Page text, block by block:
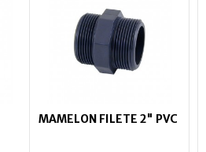
MAMELON FILETE 2" PVC